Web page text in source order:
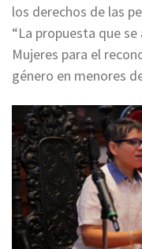
los derechos de las
“La propuesta que
Mujeres para el
género en menores